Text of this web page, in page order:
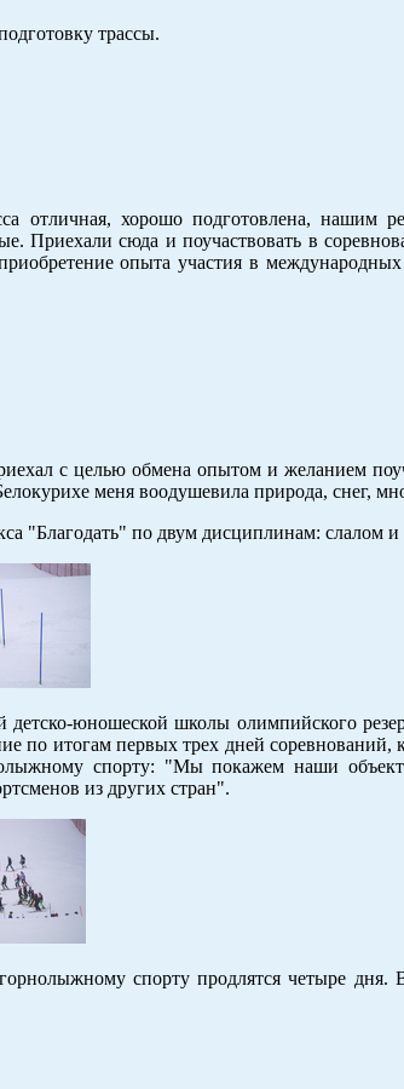
трассы.
отличная, хорошо подготовлена, нашим
Приехали сюда и поучаствовать в
опыта участия в
с целью обмена опытом и желанием
меня воодушевила природа, снег,
"Благодать" по двум дисциплинам: слалом и
детско-юношеской школы олимпийского
по итогам первых трех дней соревнований,
спорту: "Мы покажем наши
из других стран".
спорту продлятся четыре